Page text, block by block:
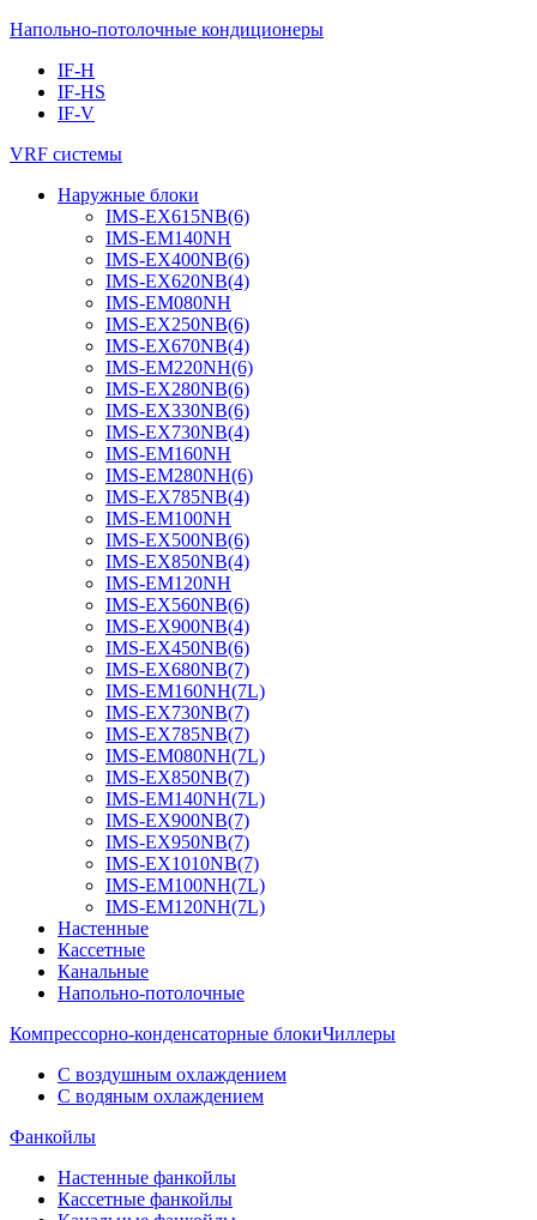
Напольно-потолочные кондиционеры
IF-H
IF-HS
IF-V
VRF системы
Наружные блоки
IMS-EX615NB(6)
IMS-EM140NH
IMS-EX400NB(6)
IMS-EX620NB(4)
IMS-EM080NH
IMS-EX250NB(6)
IMS-EX670NB(4)
IMS-EM220NH(6)
IMS-EX280NB(6)
IMS-EX330NB(6)
IMS-EX730NB(4)
IMS-EM160NH
IMS-EM280NH(6)
IMS-EX785NB(4)
IMS-EM100NH
IMS-EX500NB(6)
IMS-EX850NB(4)
IMS-EM120NH
IMS-EX560NB(6)
IMS-EX900NB(4)
IMS-EX450NB(6)
IMS-EX680NB(7)
IMS-EM160NH(7L)
IMS-EX730NB(7)
IMS-EX785NB(7)
IMS-EM080NH(7L)
IMS-EX850NB(7)
IMS-EM140NH(7L)
IMS-EX900NB(7)
IMS-EX950NB(7)
IMS-EX1010NB(7)
IMS-EM100NH(7L)
IMS-EM120NH(7L)
Настенные
Кассетные
Канальные
Напольно-потолочные
Компрессорно-конденсаторные блокиЧиллеры
С воздушным охлаждением
С водяным охлаждением
Фанкойлы
Настенные фанкойлы
Кассетные фанкойлы